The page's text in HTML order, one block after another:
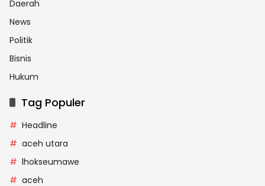
Daerah
News
Politik
Bisnis
Hukum
Tag Populer
Headline
aceh utara
lhokseumawe
aceh